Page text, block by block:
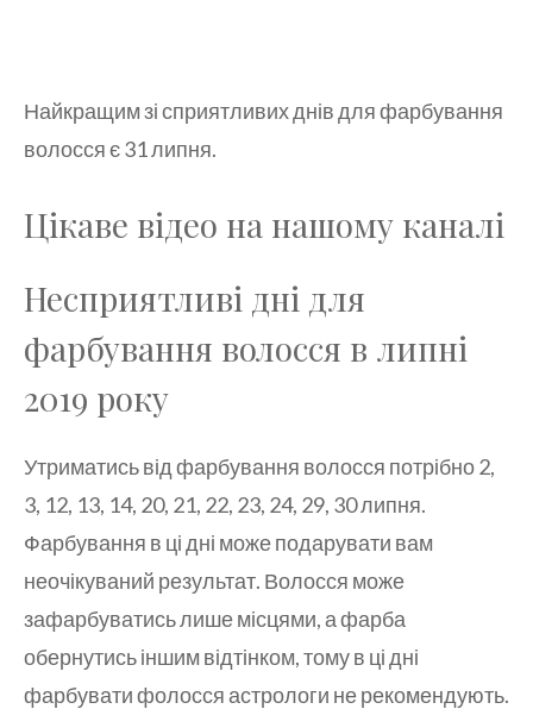
Найкращим зі сприятливих днів для фарбування
волосся є 31 липня.
Цікаве відео на нашому каналі
Несприятливі дні для
фарбування волосся в липні
2019 року
Утриматись від фарбування волосся потрібно 2,
3, 12, 13, 14, 20, 21, 22, 23, 24, 29, 30 липня.
Фарбування в ці дні може подарувати вам
неочікуваний результат. Волосся може
зафарбуватись лише місцями, а фарба
обернутись іншим відтінком, тому в ці дні
фарбувати фолосся астрологи не рекомендують.